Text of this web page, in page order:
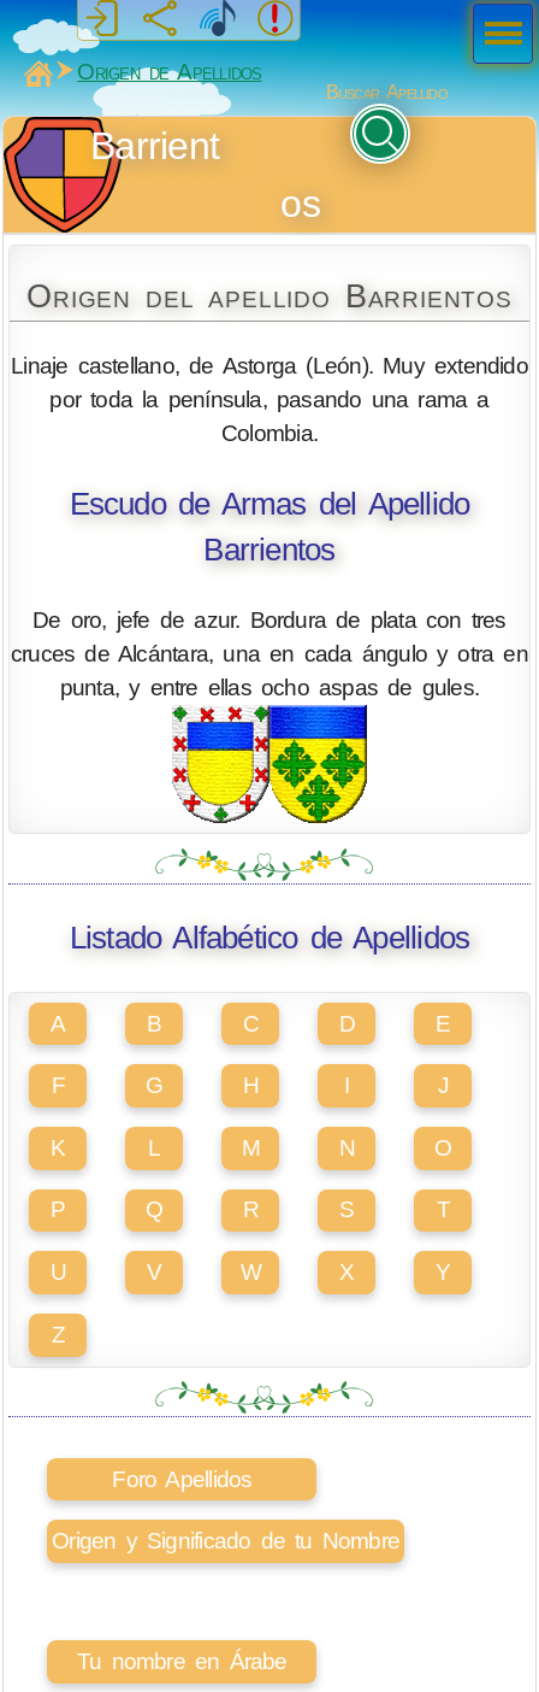
MiSabueso
Origen de Apellidos
Buscar Apellido
Barrient
os
Origen del apellido Barrientos
Linaje castellano, de Astorga (León). Muy extendido
por toda la península, pasando una rama a
Colombia.
Escudo de Armas del Apellido
Barrientos
De oro, jefe de azur. Bordura de plata con tres
cruces de Alcántara, una en cada ángulo y otra en
punta, y entre ellas ocho aspas de gules.
Listado Alfabético de Apellidos
A B C D E
F G H I J
K L M N O
P Q R S T
U V W X Y
Z
Foro Apellidos
Origen y Significado de tu Nombre
Tu nombre en Árabe
Men
ú